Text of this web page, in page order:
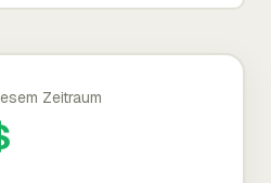
Zeitraum